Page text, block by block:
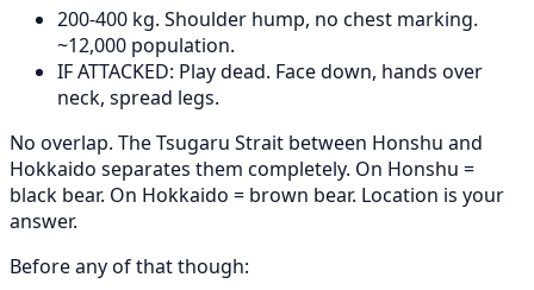
200-400 kg. Shoulder hump, no chest marking.
~12,000 population.
IF ATTACKED: Play dead. Face down, hands over
neck, spread legs.
No overlap. The Tsugaru Strait between Honshu and
Hokkaido separates them completely. On Honshu =
black bear. On Hokkaido = brown bear. Location is your
answer.
Before any of that though: